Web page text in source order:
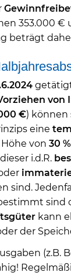
353.000
beträgt
von
€) können
eine
von 30 %
i.d.R.
sind.
sind
kann
der